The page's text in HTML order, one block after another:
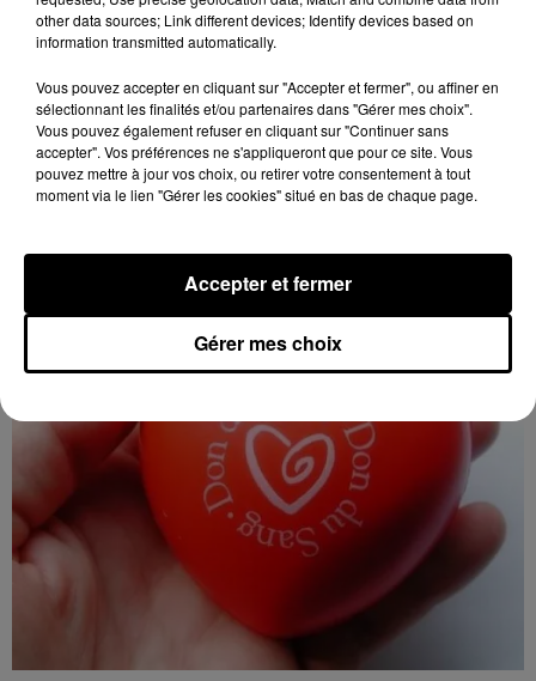
17h16
LES ROCHES-L'ÉVÊQUE (41) - VIDE-
GRENIERS DE LA BERNACHE
Dimanche 27 septembre, Les Roches-l'Évêque (Loir-
la Bernache.
other data sources; Link different devices; Identify devices based on
information transmitted automatically.
Vous pouvez accepter en cliquant sur "Accepter et fermer", ou affiner en
sélectionnant les finalités et/ou partenaires dans "Gérer mes choix".
Vous pouvez également refuser en cliquant sur "Continuer sans
accepter". Vos préférences ne s'appliqueront que pour ce site. Vous
pouvez mettre à jour vos choix, ou retirer votre consentement à tout
moment via le lien "Gérer les cookies" situé en bas de chaque page.
Gérer mes choix
Accepter et fermer